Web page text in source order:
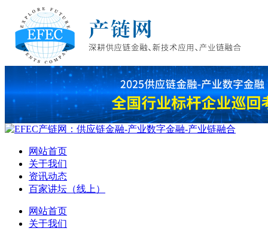
网站首页
关于我们
资讯动态
百家讲坛（线上）
网站首页
关于我们